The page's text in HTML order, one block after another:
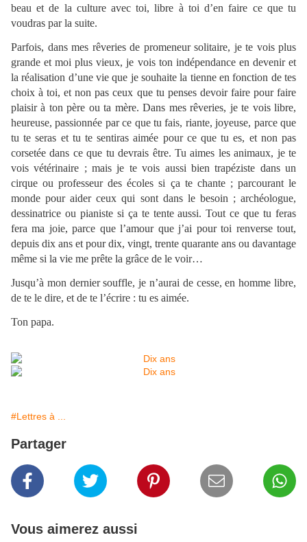
beau et de la culture avec toi, libre à toi d’en faire ce que tu
voudras par la suite.
Parfois, dans mes rêveries de promeneur solitaire, je te vois plus
grande et moi plus vieux, je vois ton indépendance en devenir et
la réalisation d’une vie que je souhaite la tienne en fonction de tes
choix à toi, et non pas ceux que tu penses devoir faire pour faire
plaisir à ton père ou ta mère. Dans mes rêveries, je te vois libre,
heureuse, passionnée par ce que tu fais, riante, joyeuse, parce que
tu te seras et tu te sentiras aimée pour ce que tu es, et non pas
corsetée dans ce que tu devrais être. Tu aimes les animaux, je te
vois vétérinaire ; mais je te vois aussi bien trapéziste dans un
cirque ou professeur des écoles si ça te chante ; parcourant le
monde pour aider ceux qui sont dans le besoin ; archéologue,
dessinatrice ou pianiste si ça te tente aussi. Tout ce que tu feras
fera ma joie, parce que l’amour que j’ai pour toi renverse tout,
depuis dix ans et pour dix, vingt, trente quarante ans ou davantage
même si la vie me prête la grâce de le voir…
Jusqu’à mon dernier souffle, je n’aurai de cesse, en homme libre,
de te le dire, et de te l’écrire : tu es aimée.
Ton papa.
#Lettres à ...
Partager
Vous aimerez aussi